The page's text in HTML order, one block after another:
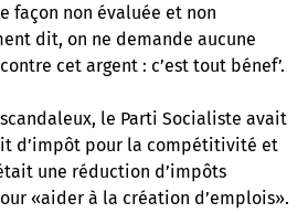
façon non évaluée et non
dit, on ne demande aucune
cet argent : c’est tout bénef’.
le Parti Socialiste avait
d’impôt pour la compétitivité et
une réduction d’impôts
«aider à la création d’emplois».